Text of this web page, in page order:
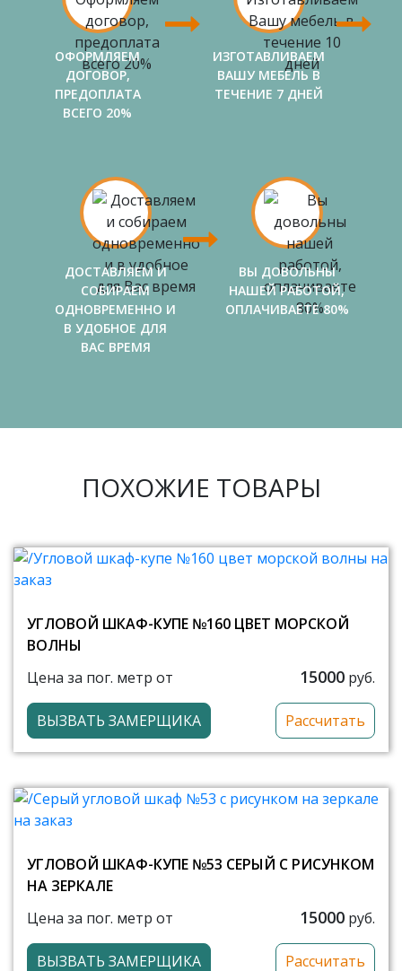
ОФОРМЛЯЕМ
ДОГОВОР,
ПРЕДОПЛАТА
ВСЕГО 20%
ИЗГОТАВЛИВАЕМ
ВАШУ МЕБЕЛЬ В
ТЕЧЕНИЕ 7 ДНЕЙ
ДОСТАВЛЯЕМ И
СОБИРАЕМ
ОДНОВРЕМЕННО И
В УДОБНОЕ ДЛЯ
ВАС ВРЕМЯ
ВЫ ДОВОЛЬНЫ
НАШЕЙ РАБОТОЙ,
ОПЛАЧИВАЕТЕ 80%
ПОХОЖИЕ ТОВАРЫ
УГЛОВОЙ ШКАФ-КУПЕ №160 ЦВЕТ МОРСКОЙ
ВОЛНЫ
Цена за пог. метр от
15000 руб.
ВЫЗВАТЬ ЗАМЕРЩИКА Рассчитать
УГЛОВОЙ ШКАФ-КУПЕ №53 СЕРЫЙ С РИСУНКОМ
НА ЗЕРКАЛЕ
Цена за пог. метр от
15000 руб.
ВЫЗВАТЬ ЗАМЕРЩИКА Рассчитать